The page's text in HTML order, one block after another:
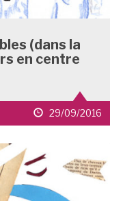
(dans la
en centre
date
de
29/09/2016